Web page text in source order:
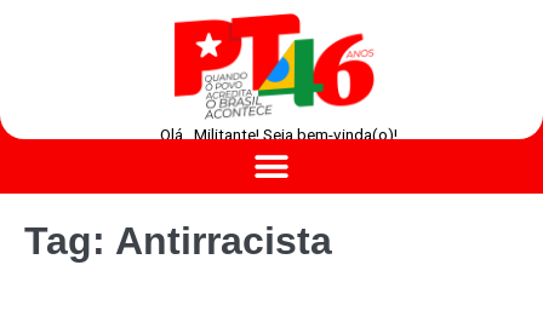
Olá , Militante! Seja bem-vinda(o)!
Tag: Antirracista